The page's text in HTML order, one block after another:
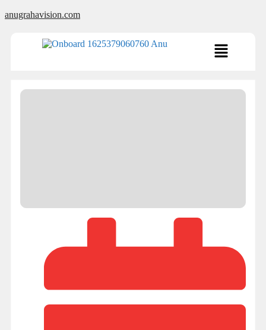
anugrahavision.com